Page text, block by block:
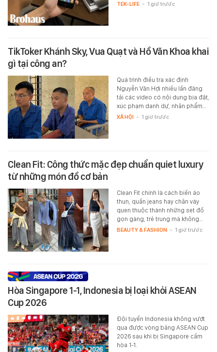
TEK-LIFE - 1 giờ trước
TikToker Khánh Sky, Vua Quạt và Hồ Văn Khoa khai
gì tại công an?
Quá trình điều tra xác định
Nguyễn Văn Hợi nhiều lần đăng
tải các video có nội dung bịa đặt,
xúc phạm danh dự, nhân phẩm…
XÃ HỘI - 1 giờ trước
Clean Fit: Công thức mặc đẹp chuẩn quiet luxury
từ những món đồ cơ bản
Clean Fit chính là cách biến áo
thun, quần jeans hay chân váy
quen thuộc thành những set đồ
gọn gàng, trẻ trung mà không…
BEAUTY & FASHION - 1 giờ trước
Hòa Singapore 1-1, Indonesia bị loại khỏi ASEAN
Cup 2026
Đội tuyển Indonesia không vượt
qua được vòng bảng ASEAN Cup
2026 sau khi bị Singapore cầm
hòa 1-1.